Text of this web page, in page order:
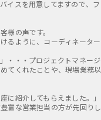
イスを用意してますので、
様の声です。
るように、コーディネータ
・・・プロジェクトマネー
てくれたことや、現場業
に紹介してもらえました。
富な営業担当の方が先回